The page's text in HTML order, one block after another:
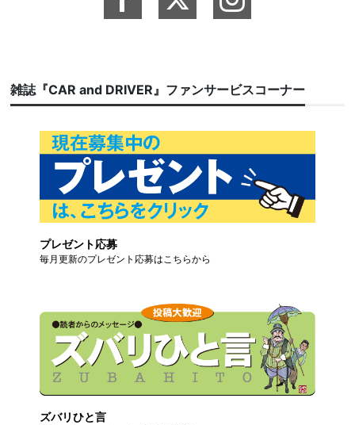
雑誌『CAR and DRIVER』ファンサービスコーナー
プレゼント応募
毎月更新のプレゼント応募はこちらから
ズバリひと言